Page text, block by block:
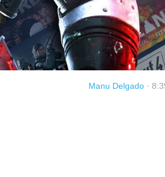
Manu Delgado ·